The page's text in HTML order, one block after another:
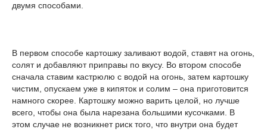
двумя способами.
В первом способе картошку заливают водой, ставят на огонь,
солят и добавляют приправы по вкусу. Во втором способе
сначала ставим кастрюлю с водой на огонь, затем картошку
чистим, опускаем уже в кипяток и солим – она приготовится
намного скорее. Картошку можно варить целой, но лучше
всего, чтобы она была нарезана большими кусочками. В
этом случае не возникнет риск того, что внутри она будет